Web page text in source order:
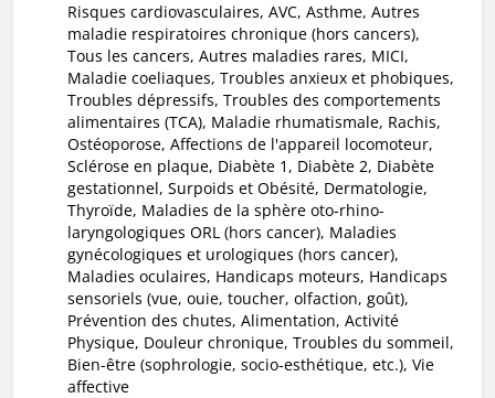
Risques cardiovasculaires, AVC, Asthme, Autres
maladie respiratoires chronique (hors cancers),
Tous les cancers, Autres maladies rares, MICI,
Maladie coeliaques, Troubles anxieux et phobiques,
Troubles dépressifs, Troubles des comportements
alimentaires (TCA), Maladie rhumatismale, Rachis,
Ostéoporose, Affections de l'appareil locomoteur,
Sclérose en plaque, Diabète 1, Diabète 2, Diabète
gestationnel, Surpoids et Obésité, Dermatologie,
Thyroïde, Maladies de la sphère oto-rhino-
laryngologiques ORL (hors cancer), Maladies
gynécologiques et urologiques (hors cancer),
Maladies oculaires, Handicaps moteurs, Handicaps
sensoriels (vue, ouie, toucher, olfaction, goût),
Prévention des chutes, Alimentation, Activité
Physique, Douleur chronique, Troubles du sommeil,
Bien-être (sophrologie, socio-esthétique, etc.), Vie
affective